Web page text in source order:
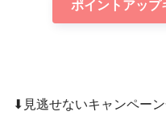
ポイントアップ
⬇︎見逃せないキャンペーン